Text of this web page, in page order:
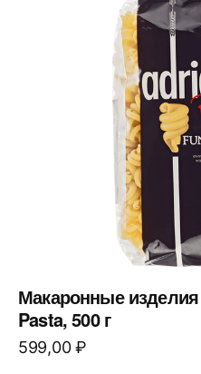
Макаронные
Pasta, 500 г
599,00₽